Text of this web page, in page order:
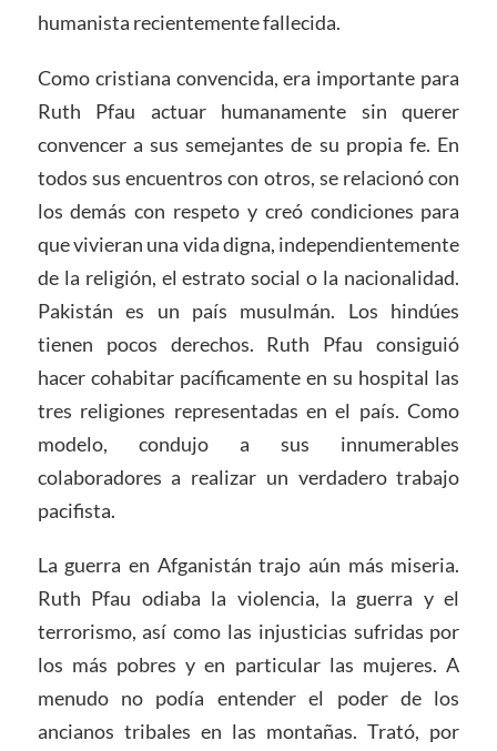
humanista recientemente fallecida.
Como cristiana convencida, era importante para
Ruth Pfau actuar humanamente sin querer
convencer a sus semejantes de su propia fe. En
todos sus encuentros con otros, se relacionó con
los demás con respeto y creó condiciones para
que vivieran una vida digna, independientemente
de la religión, el estrato social o la nacionalidad.
Pakistán es un país musulmán. Los hindúes
tienen pocos derechos. Ruth Pfau consiguió
hacer cohabitar pacíficamente en su hospital las
tres religiones representadas en el país. Como
modelo, condujo a sus innumerables
colaboradores a realizar un verdadero trabajo
pacifista.
La guerra en Afganistán trajo aún más miseria.
Ruth Pfau odiaba la violencia, la guerra y el
terrorismo, así como las injusticias sufridas por
los más pobres y en particular las mujeres. A
menudo no podía entender el poder de los
ancianos tribales en las montañas. Trató, por